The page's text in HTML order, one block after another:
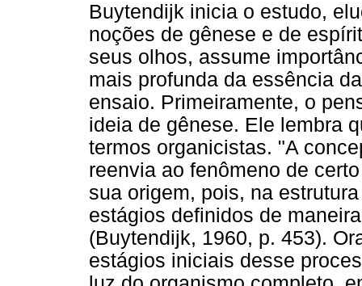
Buytendijk inicia o estudo,
noções de gênese e de
seus olhos, assume
mais profunda da essência
ensaio. Primeiramente, o
ideia de gênese. Ele lembra
termos organicistas. "A
reenvia ao fenômeno de
sua origem, pois, na
estágios definidos de
(Buytendijk, 1960, p. 453).
estágios iniciais desse